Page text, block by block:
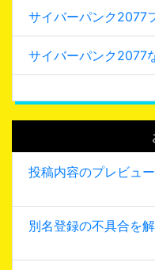
サイバーパンク2077
サイバーパンク2077
投稿内容のプレビュ
別名登録の不具合を